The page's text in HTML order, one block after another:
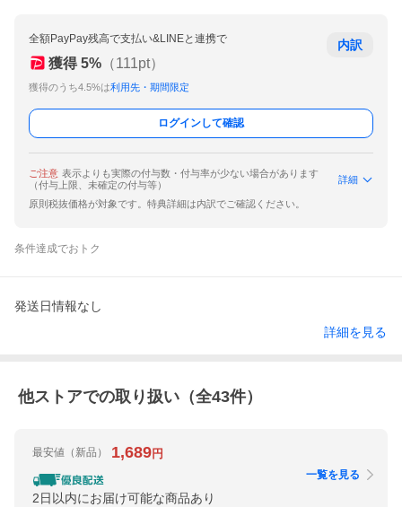
全額PayPay残高で支払い&LINEと連携で
獲得 5% （111pt）
獲得のうち4.5%は利用先・期間限定
内訳
ログインして確認
ご注意 表示よりも実際の付与数・付与率が少ない場合があります
（付与上限、未確定の付与等）
詳細
原則税抜価格が対象です。特典詳細は内訳でご確認ください。
条件達成でおトク
発送日情報なし
詳細を見る
他ストアでの取り扱い（全43件）
最安値 （新品） 1,689円
2日以内にお届け可能な商品あり
一覧を見る